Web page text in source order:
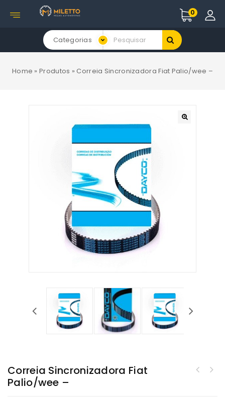
0
Categorias
Home »Produtos » Correia Sincronizadora Fiat Palio/wee –
Correia Sincronizadora Fiat
Palio/wee –